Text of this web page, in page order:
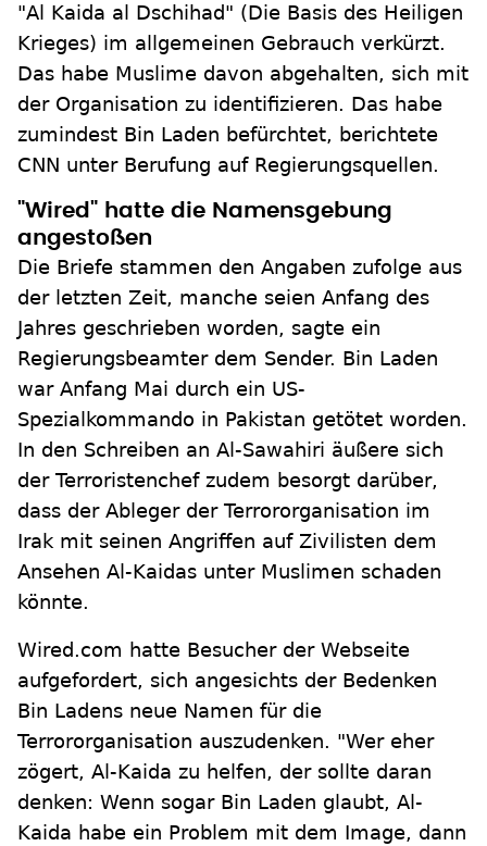
"Al Kaida al Dschihad" (Die Basis des Heiligen
Krieges) im allgemeinen Gebrauch verkürzt.
Das habe Muslime davon abgehalten, sich mit
der Organisation zu identifizieren. Das habe
zumindest Bin Laden befürchtet, berichtete
CNN unter Berufung auf Regierungsquellen.
"Wired" hatte die Namensgebung
angestoßen
Die Briefe stammen den Angaben zufolge aus
der letzten Zeit, manche seien Anfang des
Jahres geschrieben worden, sagte ein
Regierungsbeamter dem Sender. Bin Laden
war Anfang Mai durch ein US-
Spezialkommando in Pakistan getötet worden.
In den Schreiben an Al-Sawahiri äußere sich
der Terroristenchef zudem besorgt darüber,
dass der Ableger der Terrororganisation im
Irak mit seinen Angriffen auf Zivilisten dem
Ansehen Al-Kaidas unter Muslimen schaden
könnte.
Wired.com hatte Besucher der Webseite
aufgefordert, sich angesichts der Bedenken
Bin Ladens neue Namen für die
Terrororganisation auszudenken. "Wer eher
zögert, Al-Kaida zu helfen, der sollte daran
denken: Wenn sogar Bin Laden glaubt, Al-
Kaida habe ein Problem mit dem Image, dann